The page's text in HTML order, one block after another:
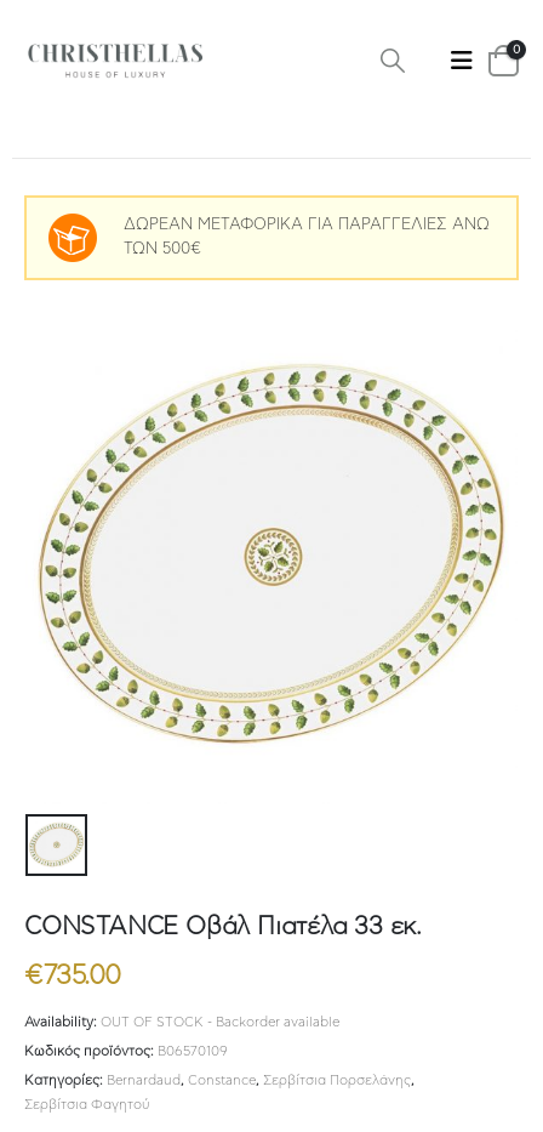
0
ΔΩΡΕΑΝ ΜΕΤΑΦΟΡΙΚΑ ΓΙΑ ΠΑΡΑΓΓΕΛΙΕΣ ΑΝΩ
ΤΩΝ 500€
CONSTANCE Οβάλ Πιατέλα 33 εκ.
€735.00
Availability: OUT OF STOCK - Backorder available
Κωδικός προϊόντος: B06570109
Κατηγορίες: Bernardaud, Constance, Σερβίτσια Πορσελάνης,
Σερβίτσια Φαγητού